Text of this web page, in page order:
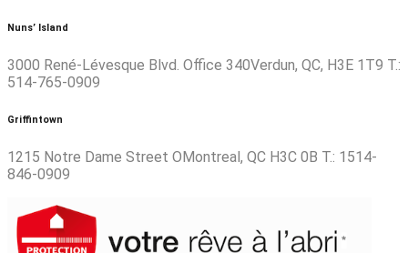
Nuns’ Island
3000 René-Lévesque Blvd. Office 340Verdun, QC, H3E 1T9 T.:
514-765-0909
Griffintown
1215 Notre Dame Street OMontreal, QC H3C 0B T.: 1514-
846-0909